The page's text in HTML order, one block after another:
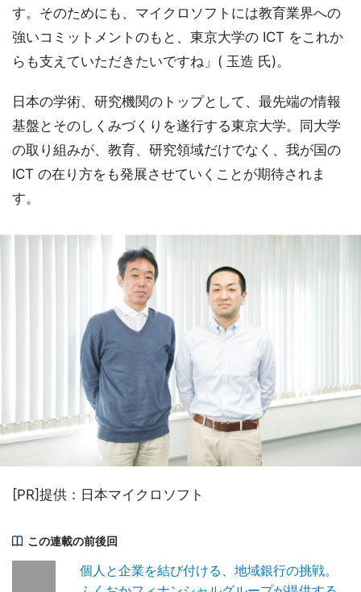
す。そのためにも、マイクロソフトには教育業界への
強いコミットメントのもと、東京大学の ICT をこれか
らも支えていただきたいですね」( 玉造 氏)。
日本の学術、研究機関のトップとして、最先端の情報
基盤とそのしくみづくりを遂行する東京大学。同大学
の取り組みが、教育、研究領域だけでなく、我が国の
ICT の在り方をも発展させていくことが期待されま
す。
[PR]提供：日本マイクロソフト
この連載の前後回
個人と企業を結び付ける、地域銀行の挑戦。